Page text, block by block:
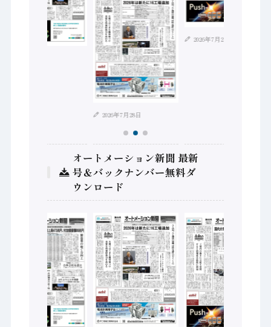
2026年7月28日
2026年7月21日
オートメーション新聞 最新
号＆バックナンバー無料ダ
ウンロード